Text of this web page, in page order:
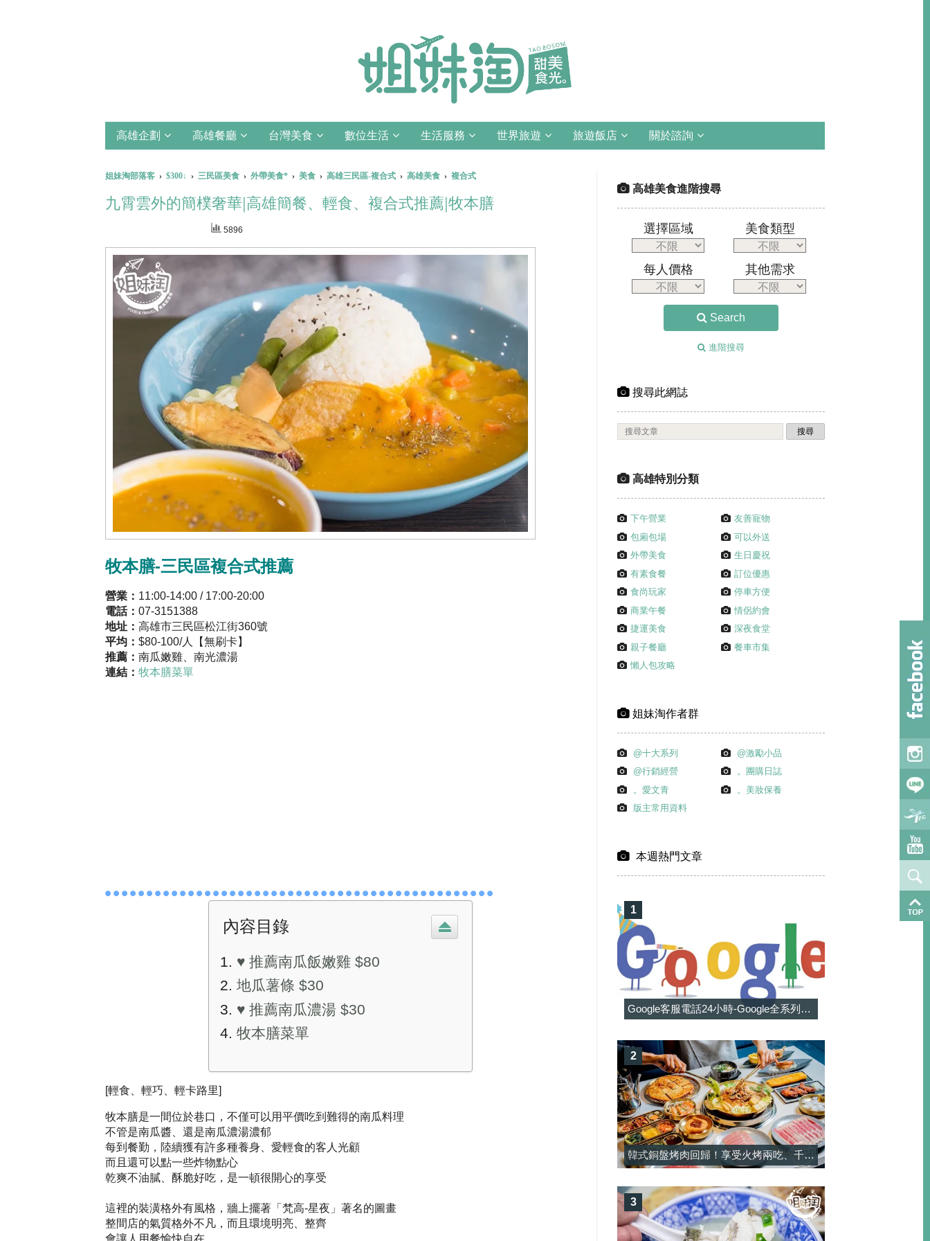
高雄企劃 高雄餐廳 台灣美食 數位生活 生活服務 世界旅遊 旅遊飯店 關於諮詢
姐妹淘部落客 › $300↓ › 三民區美食 › 外帶美食* › 美食 › 高雄三民區-複合式 › 高雄美食 › 複合式
九霄雲外的簡樸奢華|高雄簡餐、輕食、複合式推薦|牧本膳
5896
牧本膳-三民區複合式推薦
營業： 11:00-14:00 / 17:00-20:00
電話： 07-3151388
地址： 高雄市三民區松江街360號
平均： $80-100/人【無刷卡】
推薦： 南瓜嫩雞、南光濃湯
連結： 牧本膳菜單
內容目錄
♥️ 推薦南瓜飯嫩雞 $80
地瓜薯條 $30
♥️ 推薦南瓜濃湯 $30
牧本膳菜單
[輕食、輕巧、輕卡路里]
牧本膳是一間位於巷口，不僅可以用平價吃到難得的南瓜料理
不管是南瓜醬、還是南瓜濃湯濃郁
每到餐勤，陸續獲有許多種養身、愛輕食的客人光顧
而且還可以點一些炸物點心
乾爽不油膩、酥脆好吃，是一頓很開心的享受
這裡的裝潢格外有風格，牆上擺著「梵高-星夜」著名的圖畫
整間店的氣質格外不凡，而且環境明亮、整齊
會讓人用餐愉快自在
高雄美食進階搜尋
選擇區域
每人價格
美食類型
其他需求
Search
進階搜尋
搜尋此網誌
高雄特別分類
下午營業
友善寵物
包廂包場
可以外送
外帶美食
生日慶祝
有素食餐
訂位優惠
食尚玩家
停車方便
商業午餐
情侶約會
捷運美食
深夜食堂
親子餐廳
餐車市集
懶人包攻略
姐妹淘作者群
@十大系列
@激勵小品
@行銷經營
。團購日誌
。愛文青
。美妝保養
版主常用資料
本週熱門文章
Google客服電話24小時-Google全系列客服電話信箱一覽表
1
韓式銅盤烤肉回歸！享受火烤兩吃、千元有找和牛與韓料吃到飽-韓屋村精緻銅盤烤肉
2
3